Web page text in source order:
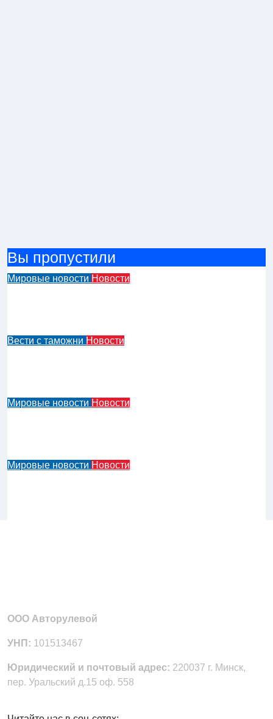
Вы пропустили
Мировые новости Новости
Вести с таможни Новости
Мировые новости Новости
Мировые новости Новости
ООО Авторулевой
УНП: 101513467
Юридический и почтовый адрес: 220037 г. Минск,
пер. Уральский д.15 оф. 558